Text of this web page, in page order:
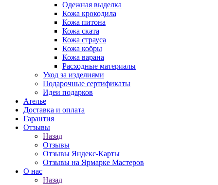
Одежная выделка
Кожа крокодила
Кожа питона
Кожа ската
Кожа страуса
Кожа кобры
Кожа варана
Расходные материалы
Уход за изделиями
Подарочные сертификаты
Идеи подарков
Ателье
Доставка и оплата
Гарантия
Отзывы
Назад
Отзывы
Отзывы Яндекс-Карты
Отзывы на Ярмарке Мастеров
О нас
Назад